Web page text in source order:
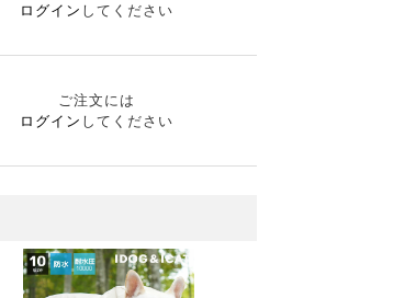
ログイン してください
ご注文には
ログイン してください